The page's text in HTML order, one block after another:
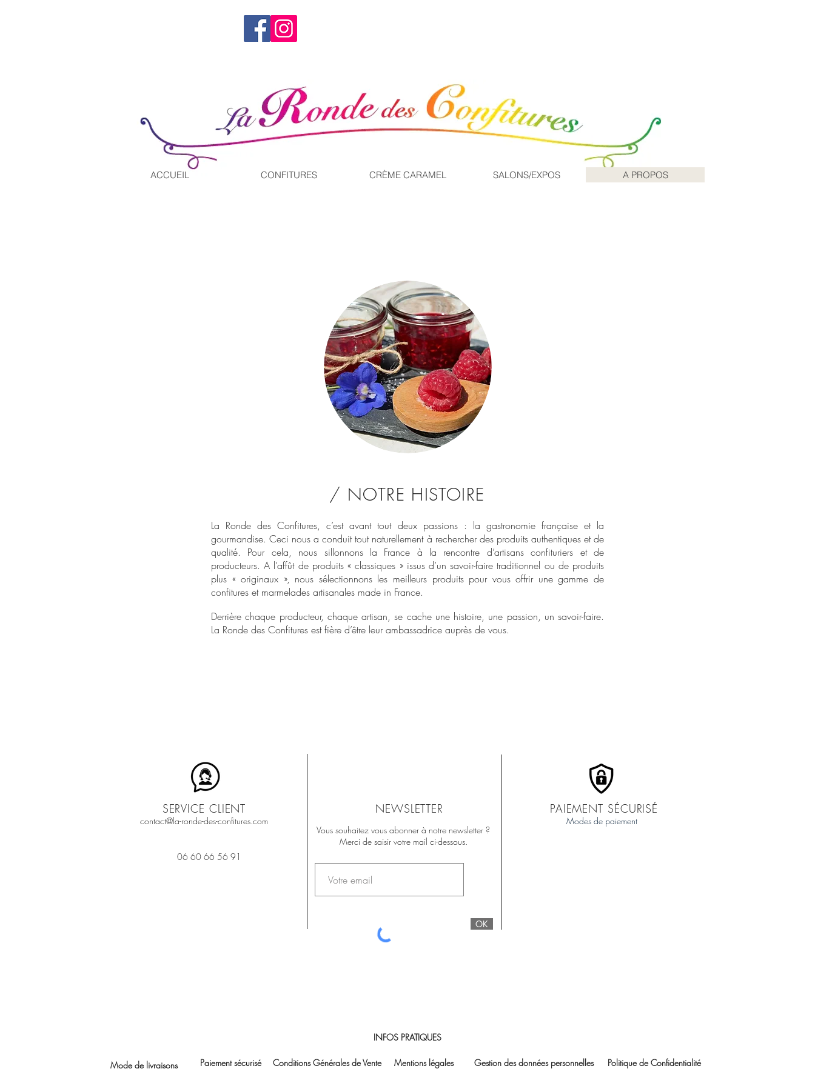
ACCUEIL CONFITURES CRÈME CARAMEL SALONS/EXPOS A PROPOS
/ NOTRE HISTOIRE
La Ronde des Confitures, c’est avant tout deux passions : la gastronomie française et la
gourmandise. Ceci nous a conduit tout naturellement à rechercher des produits authentiques et de
qualité. Pour cela, nous sillonnons la France à la rencontre d’artisans confituriers et de
producteurs. A l’affût de produits « classiques » issus d’un savoir-faire traditionnel ou de produits
plus « originaux », nous sélectionnons les meilleurs produits pour vous offrir une gamme de
confitures et marmelades artisanales made in France.
Derrière chaque producteur, chaque artisan, se cache une histoire, une passion, un savoir-faire.
La Ronde des Confitures est fière d’être leur ambassadrice auprès de vous.
Vous souhaitez vous abonner à notre newsletter ?
Merci de saisir votre mail ci-dessous.
SERVICE CLIENT NEWSLETTER
OK
Modes de paiement
PAIEMENT SÉCURISÉ
contact@la-ronde-des-confitures.com
06 60 66 56 91
Mode de livraisons
INFOS PRATIQUES
Conditions Générales de Vente
Paiement sécurisé Mentions légales Gestion des données personnelles Politique de Confidentialité